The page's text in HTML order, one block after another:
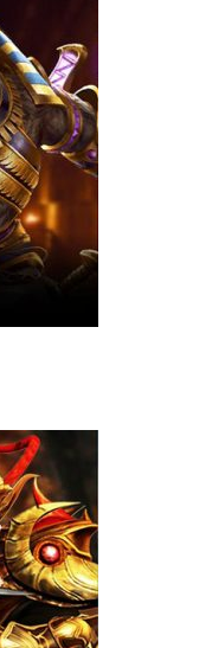
優塔娛樂城
娛樂城
娛樂城排行